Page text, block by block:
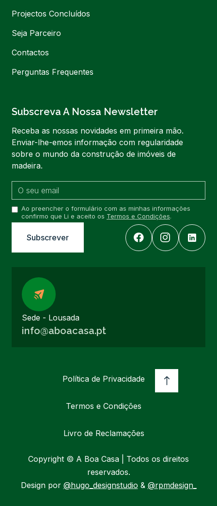
Projectos Concluídos
Seja Parceiro
Contactos
Perguntas Frequentes
Subscreva A Nossa Newsletter
Receba as nossas novidades em primeira mão.
Enviar-lhe-emos informação com regularidade
sobre o mundo da construção de imóveis de
madeira.
Ao preencher o formulário com as minhas informações
confirmo que Li e aceito os Termos e Condições.
Sede - Lousada
info@aboacasa.pt
Política de Privacidade
Termos e Condições
Livro de Reclamações
Copyright © A Boa Casa | Todos os direitos
reservados.
Design por @hugo_designstudio & @rpmdesign_